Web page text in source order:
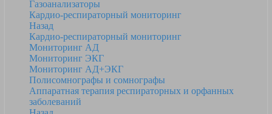
Газоанализаторы
Кардио-респираторный мониторинг
Назад
Кардио-респираторный мониторинг
Мониторинг АД
Мониторинг ЭКГ
Мониторинг АД+ЭКГ
Полисомнографы и сомнографы
Аппаратная терапия респираторных и орфанных
заболеваний